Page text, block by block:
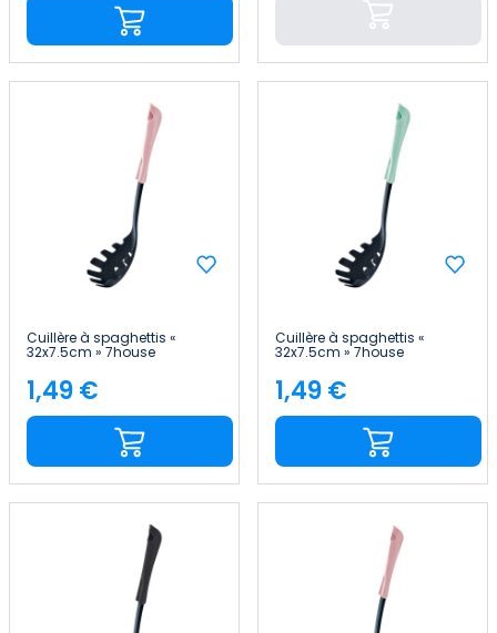
Cuillère à spaghettis «
32x7.5cm » 7house
Price
1,49 €
Cuillère à spaghettis «
32x7.5cm » 7house
Price
1,49 €